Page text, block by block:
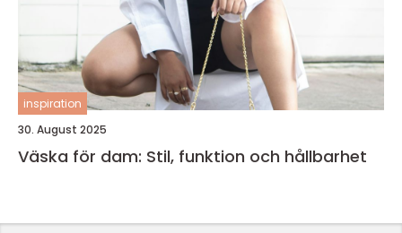
inspiration
30. August 2025
Väska för dam: Stil, funktion och hållbarhet